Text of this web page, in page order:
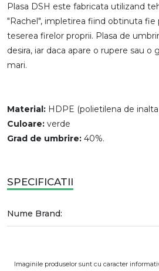
Plasa DSH este fabricata utilizand
"Rachel", impletirea fiind obtinuta fie
teserea firelor proprii. Plasa de
desira, iar daca apare o rupere sau o
mari.
Material: HDPE (polietilena de
Culoare: verde
Grad de umbrire: 40%.
SPECIFICATII
Nume Brand:
Imaginile produselor sunt cu caracter